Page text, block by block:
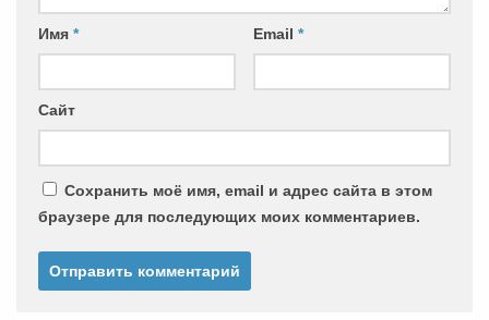
Имя * Email *
Сайт
Сохранить моё имя, email и адрес сайта в этом
браузере для последующих моих комментариев.